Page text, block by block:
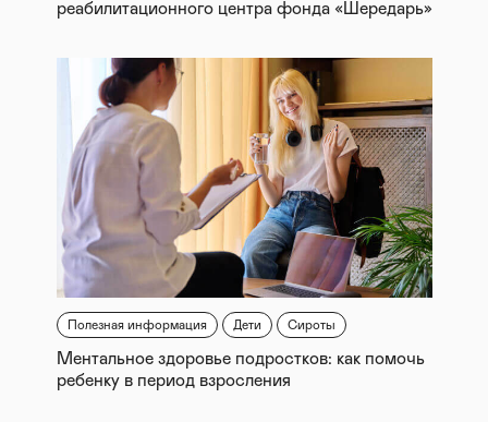
реабилитационного центра фонда «Шередарь»
Полезная информация Дети Сироты
Ментальное здоровье подростков: как помочь
ребенку в период взросления